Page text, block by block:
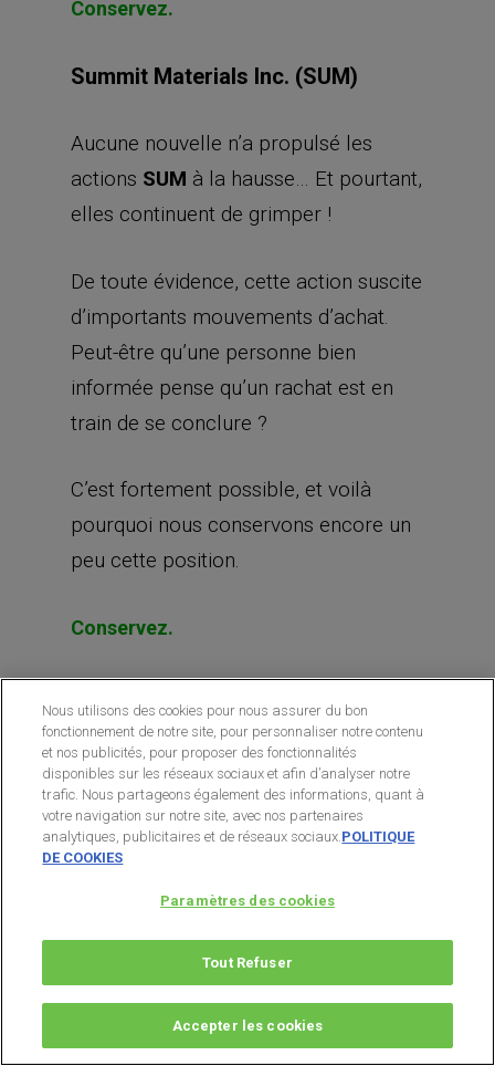
Conservez.
Summit Materials Inc. (SUM)
Aucune nouvelle n’a propulsé les
actions SUM à la hausse… Et pourtant,
elles continuent de grimper !
De toute évidence, cette action suscite
d’importants mouvements d’achat.
Peut-être qu’une personne bien
informée pense qu’un rachat est en
train de se conclure ?
C’est fortement possible, et voilà
pourquoi nous conservons encore un
peu cette position.
Conservez.
eBaya cédéStubHubà une société
européenne pour une somme
s’élevant à plus de 4 Mds$.
Cette vente a fait grimper le cours de
l’action eBay, mais pas encore assez
pour que nous puissions encaisser des
gains.
Nous utilisons des cookies pour nous assurer du bon
fonctionnement de notre site, pour personnaliser notre contenu
et nos publicités, pour proposer des fonctionnalités
disponibles sur les réseaux sociaux et afin d’analyser notre
trafic. Nous partageons également des informations, quant à
votre navigation sur notre site, avec nos partenaires
analytiques, publicitaires et de réseaux sociaux.POLITIQUE
DE COOKIES
Paramètres des cookies
Tout Refuser
Accepter les cookies